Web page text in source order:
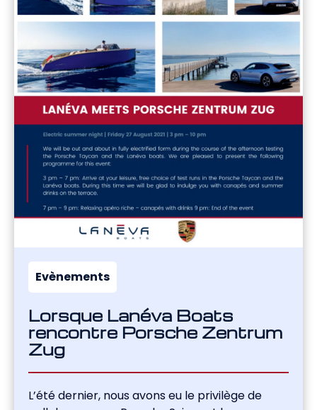
Evènements
Lorsque Lanéva Boats
rencontre Porsche Zentrum
Zug
L’été dernier, nous avons eu le privilège de